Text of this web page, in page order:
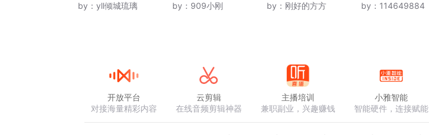
by： yll倾城琉璃
by： 909小刚
by： 刚好的方方
by： 114649884
开放平台
对接海量精彩内容
云剪辑
在线音频剪辑神器
主播培训
兼职副业，兴趣赚钱
小雅智能
智能硬件，连接赋能